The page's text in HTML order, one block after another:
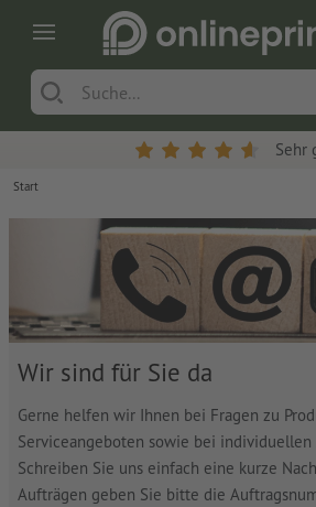
Sehr
Start
Wir sind für Sie da
Gerne helfen wir Ihnen bei Fragen zu
Serviceangeboten sowie bei
Schreiben Sie uns einfach eine kurze
Aufträgen geben Sie bitte die